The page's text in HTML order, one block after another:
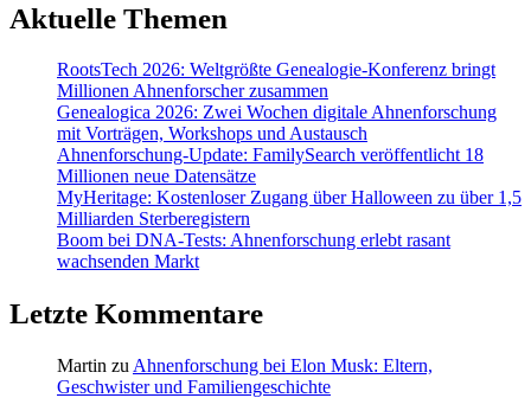
Aktuelle Themen
RootsTech 2026: Weltgrößte Genealogie-Konferenz bringt
Millionen Ahnenforscher zusammen
Genealogica 2026: Zwei Wochen digitale Ahnenforschung
mit Vorträgen, Workshops und Austausch
Ahnenforschung-Update: FamilySearch veröffentlicht 18
Millionen neue Datensätze
MyHeritage: Kostenloser Zugang über Halloween zu über 1,5
Milliarden Sterberegistern
Boom bei DNA-Tests: Ahnenforschung erlebt rasant
wachsenden Markt
Letzte Kommentare
Martin zu Ahnenforschung bei Elon Musk: Eltern,
Geschwister und Familiengeschichte